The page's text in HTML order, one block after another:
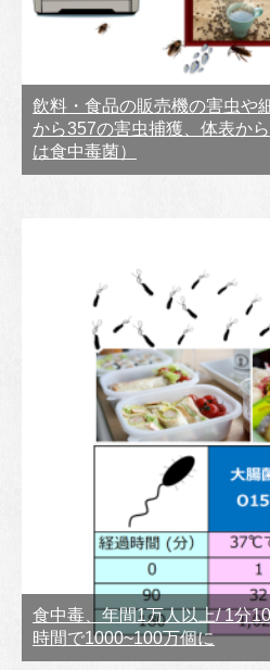
飲料・食品の販売機の害虫
から357の害虫捕獲、体表か
は食中毒菌）
食中毒、年間1万人以上/ 1分
時間で1000~100万個に